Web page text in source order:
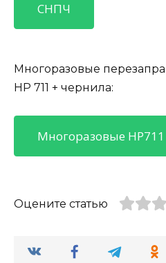
СНПЧ
Многоразовые
HP 711 + чернила:
Многоразовые HP711
Оцените статью